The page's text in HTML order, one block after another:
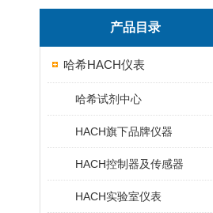
产品目录
哈希HACH仪表
哈希试剂中心
HACH旗下品牌仪器
HACH控制器及传感器
HACH实验室仪表